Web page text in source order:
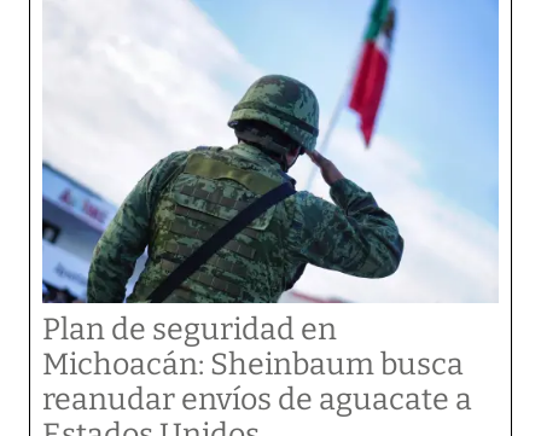
Plan de seguridad en
Michoacán: Sheinbaum busca
reanudar envíos de aguacate a